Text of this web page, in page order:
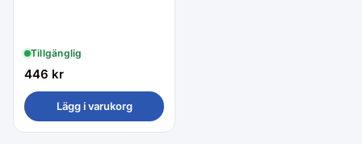
Tillgänglig
446 kr
Lägg i varukorg